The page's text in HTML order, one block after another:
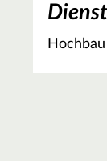
Hochbau